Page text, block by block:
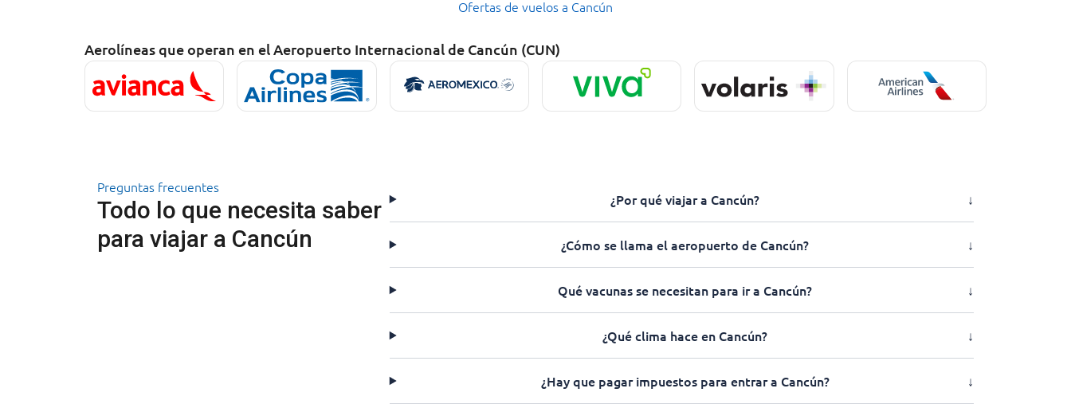
Ofertas de vuelos a Cancún
Aerolíneas que operan en el Aeropuerto Internacional de Cancún (CUN)
Preguntas frecuentes
Todo lo que necesita saber
para viajar a Cancún
¿Por qué viajar a Cancún? ↓
¿Cómo se llama el aeropuerto de Cancún? ↓
Qué vacunas se necesitan para ir a Cancún? ↓
¿Qué clima hace en Cancún? ↓
¿Hay que pagar impuestos para entrar a Cancún? ↓